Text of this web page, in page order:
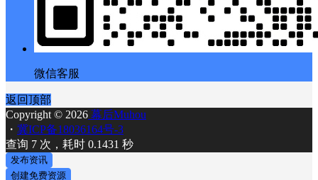
微信客服
返回顶部
Copyright © 2026 幕后Muhou
・ 冀ICP备18036164号-3
查询 7 次，耗时 0.1431 秒
发布资讯
创建免费资源